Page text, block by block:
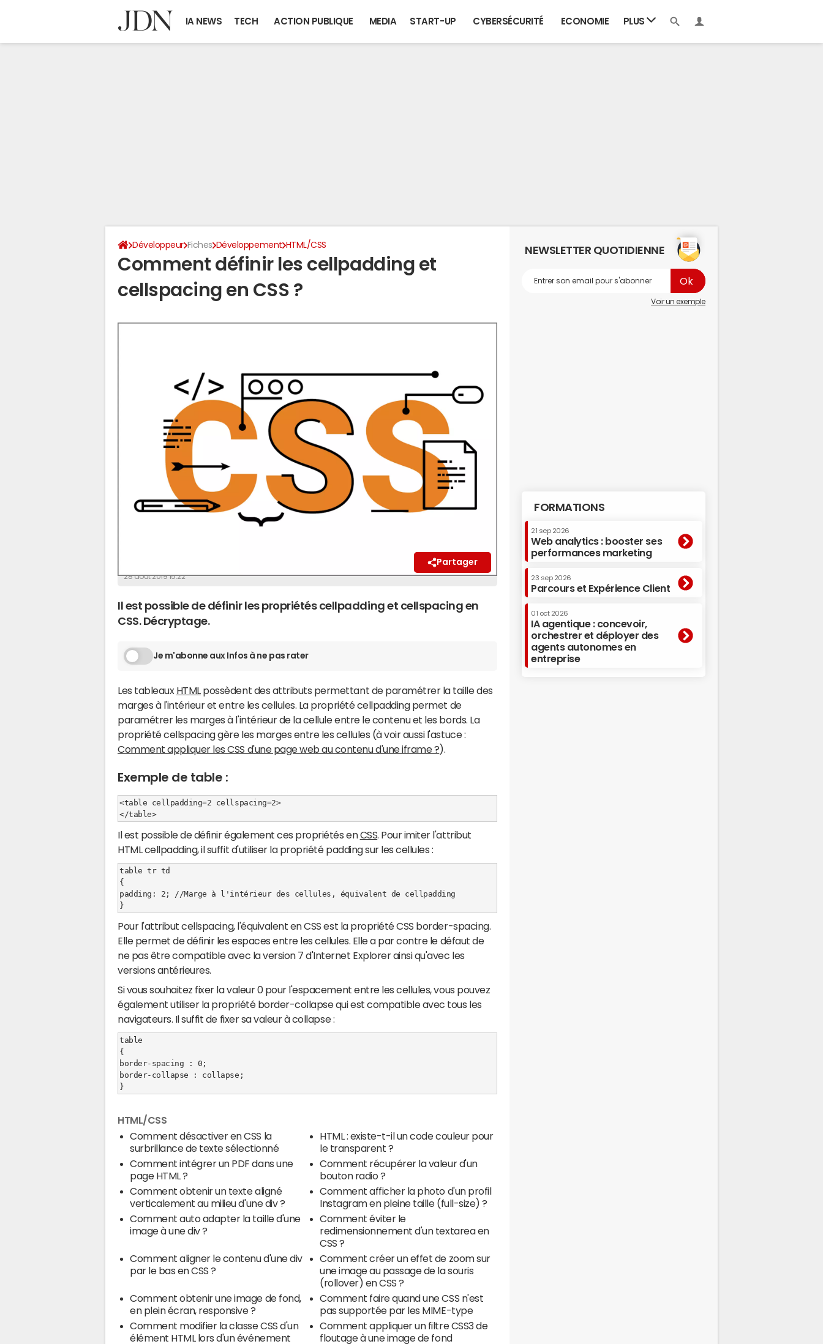
IA NEWS TECH ACTION PUBLIQUE MEDIA START-UP CYBERSÉCURITÉ ECONOMIE PLUS
Développeur Fiches Développement HTML/CSS
Comment définir les cellpadding et
cellspacing en CSS ?
28 août 2019 15:22
Partager
Il est possible de définir les propriétés cellpadding et cellspacing en
CSS. Décryptage.
Je m'abonne aux Infos à ne pas rater
Les tableaux HTML possèdent des attributs permettant de paramétrer la taille des
marges à l'intérieur et entre les cellules. La propriété cellpadding permet de
paramétrer les marges à l'intérieur de la cellule entre le contenu et les bords. La
propriété cellspacing gère les marges entre les cellules (à voir aussi l'astuce :
Comment appliquer les CSS d'une page web au contenu d'une iframe ?).
Exemple de table :
<table cellpadding=2 cellspacing=2>
</table>
Il est possible de définir également ces propriétés enCSS. Pour imiter l'attribut
HTML cellpadding, il suffit d'utiliser la propriété padding sur les cellules :
table tr td
{
padding: 2; //Marge à l'intérieur des cellules, équivalent de cellpadding
}
Pour l'attribut cellspacing, l'équivalent en CSS est la propriété CSS border-spacing.
Elle permet de définir les espaces entre les cellules. Elle a par contre le défaut de
ne pas être compatible avec la version 7 d'Internet Explorer ainsi qu'avec les
versions antérieures.
Si vous souhaitez fixer la valeur 0 pour l'espacement entre les cellules, vous pouvez
également utiliser la propriété border-collapse qui est compatible avec tous les
navigateurs. Il suffit de fixer sa valeur à collapse :
table
{
border-spacing : 0;
border-collapse : collapse;
}
HTML/CSS
Comment désactiver en CSS la
surbrillance de texte sélectionné
HTML : existe-t-il un code couleur pour
le transparent ?
Comment intégrer un PDF dans une
page HTML ?
Comment récupérer la valeur d'un
bouton radio ?
Comment obtenir un texte aligné
verticalement au milieu d'une div ?
Comment afficher la photo d'un profil
Instagram en pleine taille (full-size) ?
Comment auto adapter la taille d'une
image à une div ?
Comment éviter le
redimensionnement d'un textarea en
CSS ?
Comment aligner le contenu d'une div
par le bas en CSS ?
Comment créer un effet de zoom sur
une image au passage de la souris
(rollover) en CSS ?
Comment obtenir une image de fond,
en plein écran, responsive ?
Comment faire quand une CSS n'est
pas supportée par les MIME-type
Comment modifier la classe CSS d'un
élément HTML lors d'un événement
Comment appliquer un filtre CSS3 de
floutage à une image de fond
NEWSLETTER QUOTIDIENNE
Voir un exemple
FORMATIONS
21 sep 2026
Web analytics : booster ses
performances marketing
23 sep 2026
Parcours et Expérience Client
01 oct 2026
IA agentique : concevoir,
orchestrer et déployer des
agents autonomes en
entreprise